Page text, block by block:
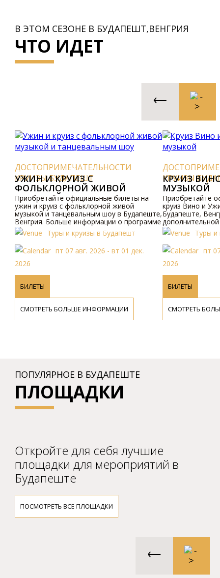
В ЭТОМ СЕЗОНЕ В БУДАПЕШТ,ВЕНГРИЯ
ЧТО ИДЕТ
ДОСТОПРИМЕЧАТЕЛЬНОСТИ
КРУИЗЫ БУДАПЕШТ
УЖИН И КРУИЗ С
ФОЛЬКЛОРНОЙ ЖИВОЙ
МУЗЫКОЙ И ТАНЦЕВАЛЬНЫМ
ШОУ
Приобретайте официальные билеты на
ужин и круиз с фольклорной живой
музыкой и танцевальным шоу в Будапеште,
Венгрия. Больше информации о программе
и ценах доступно онлайн и по телефону.
Туры и круизы в Будапешт
пт 07 авг. 2026 - вт 01 дек.
2026
БИЛЕТЫ
СМОТРЕТЬ БОЛЬШЕ ИНФОРМАЦИИ
КРУИЗЫ
КРУИЗ
МУЗЫКОЙ
Приобретайте
круиз Вино и
Будапеште,
и ценах,
сайт или Туры и
пт
2026
БИЛЕТЫ
СМОТРЕТЬ
ПОПУЛЯРНОЕ В БУДАПЕШТЕ
ПЛОЩАДКИ
Откройте для себя лучшие
площадки для мероприятий в
Будапеште
ПОСМОТРЕТЬ ВСЕ ПЛОЩАДКИ